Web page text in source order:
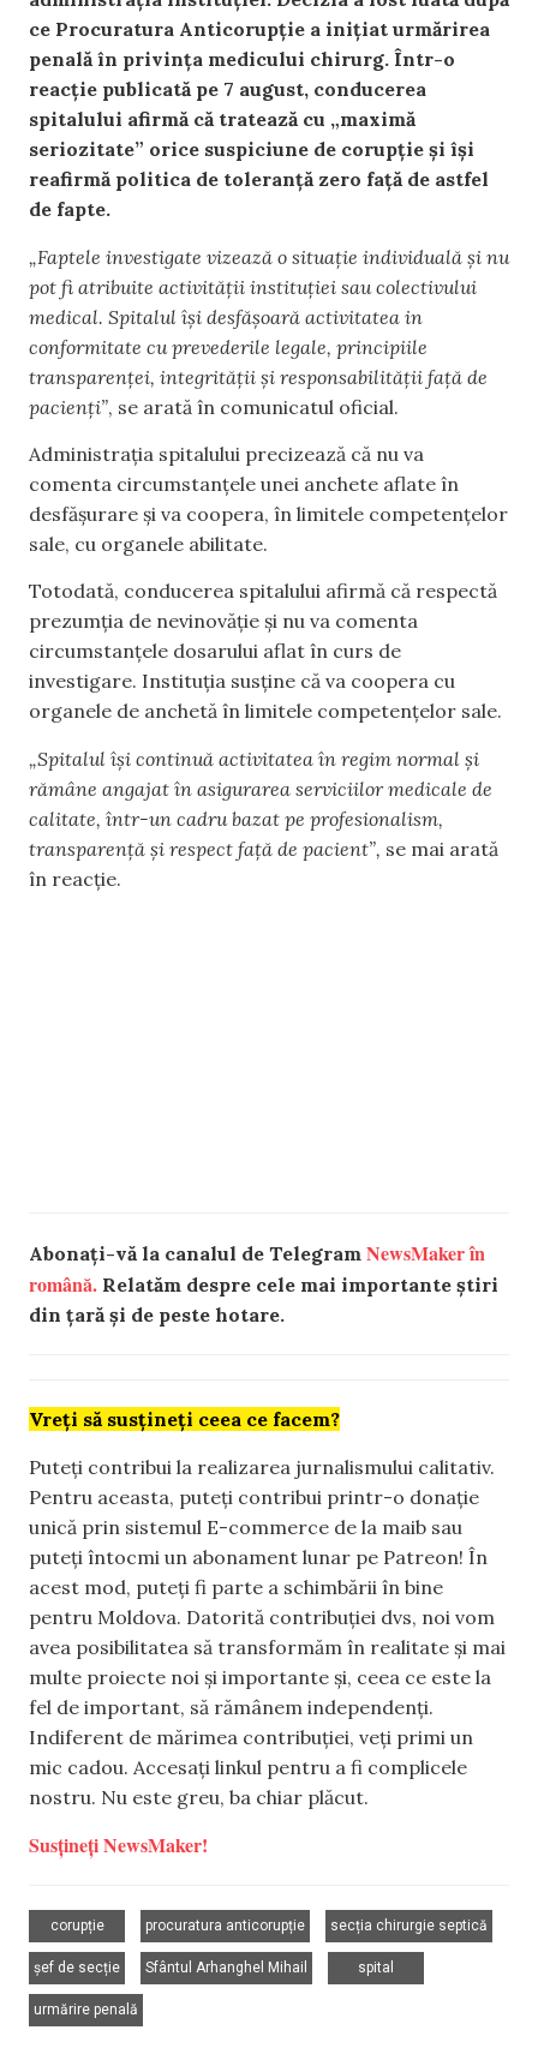
ce Procuratura Anticorupție a inițiat urmărirea
penală în privința medicului chirurg. Într-o
reacție publicată pe 7 august, conducerea
spitalului afirmă că tratează cu „maximă
seriozitate” orice suspiciune de corupție și își
reafirmă politica de toleranță zero față de astfel
de fapte.
„Faptele investigate vizează o situație individuală și nu
pot fi atribuite activității instituției sau colectivului
medical. Spitalul își desfășoară activitatea in
conformitate cu prevederile legale, principiile
transparenței, integrității și responsabilității față de
pacienți”, se arată în comunicatul oficial.
Administrația spitalului precizează că nu va
comenta circumstanțele unei anchete aflate în
desfășurare și va coopera, în limitele competențelor
sale, cu organele abilitate.
Totodată, conducerea spitalului afirmă că respectă
prezumția de nevinovăție și nu va comenta
circumstanțele dosarului aflat în curs de
investigare. Instituția susține că va coopera cu
organele de anchetă în limitele competențelor sale.
„Spitalul își continuă activitatea în regim normal și
rămâne angajat în asigurarea serviciilor medicale de
calitate, într-un cadru bazat pe profesionalism,
transparență și respect față de pacient”, se mai arată
în reacție.
Abonați-vă la canalul de Telegram NewsMaker în
română. Relatăm despre cele mai importante știri
din țară și de peste hotare.
Vreți să susțineți ceea ce facem?
Puteți contribui la realizarea jurnalismului calitativ.
Pentru aceasta, puteți contribui printr-o donație
unică prin sistemul E-commerce de la maib sau
puteți întocmi un abonament lunar pe Patreon! În
acest mod, puteți fi parte a schimbării în bine
pentru Moldova. Datorită contribuției dvs, noi vom
avea posibilitatea să transformăm în realitate și mai
multe proiecte noi și importante și, ceea ce este la
fel de important, să rămânem independenți.
Indiferent de mărimea contribuției, veți primi un
mic cadou. Accesați linkul pentru a fi complicele
nostru. Nu este greu, ba chiar plăcut.
Susțineți NewsMaker!
corupție
procuratura anticorupție
secția chirurgie septică
șef de secție
Sfântul Arhanghel Mihail
spital
urmărire penală